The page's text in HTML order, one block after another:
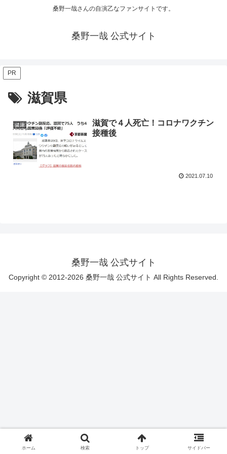
桑野一哉さんの自演乙なファンサイトです。
桑野一哉 公式サイト
PR
滋賀県
健康
滋賀で４人死亡！コロナワクチン
接種後
2021.07.10
桑野一哉 公式サイト
Copyright © 2012-2026 桑野一哉 公式サイト All Rights Reserved.
ホーム 検索 トップ サイドバー